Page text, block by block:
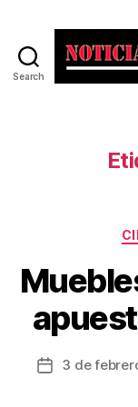
Search
Fecha
3 de